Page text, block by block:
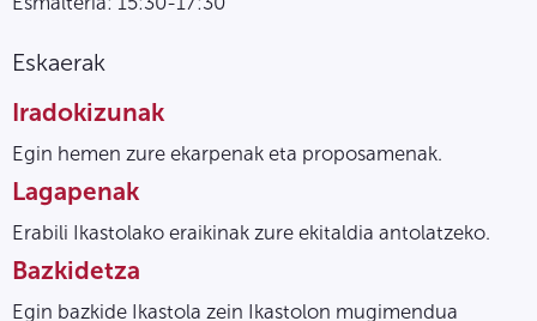
Eskaerak
Iradokizunak
Egin hemen zure ekarpenak eta proposamenak.
Lagapenak
Erabili Ikastolako eraikinak zure ekitaldia antolatzeko.
Bazkidetza
Egin bazkide Ikastola zein Ikastolon mugimendua